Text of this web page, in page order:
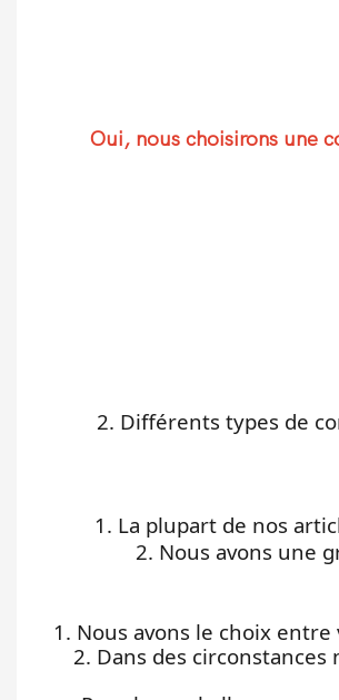
Oui, nous choisirons une
2. Différents types de
1. La plupart de nos
2. Nous avons une
1. Nous avons le choix
2. Dans des